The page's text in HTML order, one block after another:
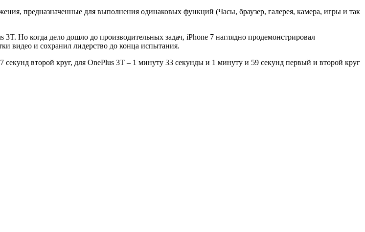
предназначенные для выполнения одинаковых функций (Часы, браузер, галерея, камера, игры и так
Но когда дело дошло до производительных задач, iPhone 7 наглядно продемонстрировал
видео и сохранил лидерство до конца испытания.
второй круг, для OnePlus 3T – 1 минуту 33 секунды и 1 минуту и 59 секунд первый и второй круг